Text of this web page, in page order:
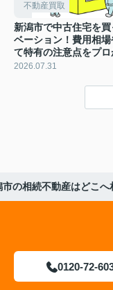
不動産買取
新潟市で中古住宅を買
ベーション！費用相
て特有の注意点をプ
2026.07.31
市の相続不動産はどこ
0120-72-